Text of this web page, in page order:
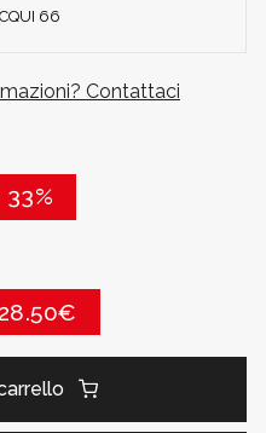
66
Contattaci
33%